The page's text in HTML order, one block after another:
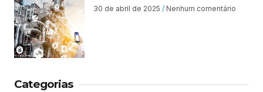
30 de abril de 2025 Nenhum comentário
Categorias